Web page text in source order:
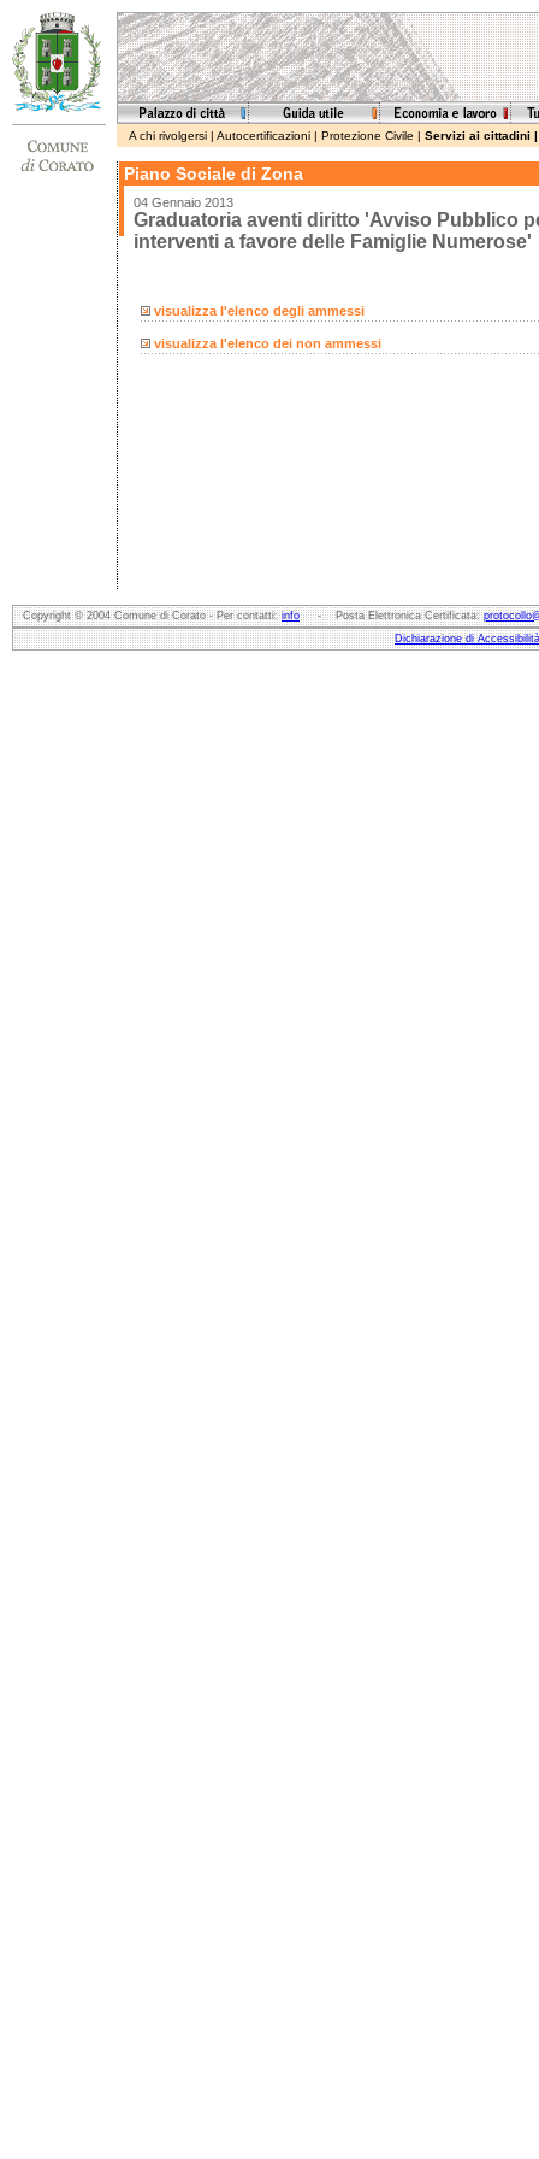
A chi rivolgersi | Autocertificazioni | Protezione Civile | Servizi ai cittadini
Piano Sociale di Zona
04 Gennaio 2013
Graduatoria aventi diritto 'Avviso Pubblico
interventi a favore delle Famiglie Numerose'
visualizza l'elenco degli ammessi
visualizza l'elenco dei non ammessi
Copyright © 2004 Comune di Corato - Per contatti:info- Posta Elettronica Certificata:
Dichiarazione di Accessibilità